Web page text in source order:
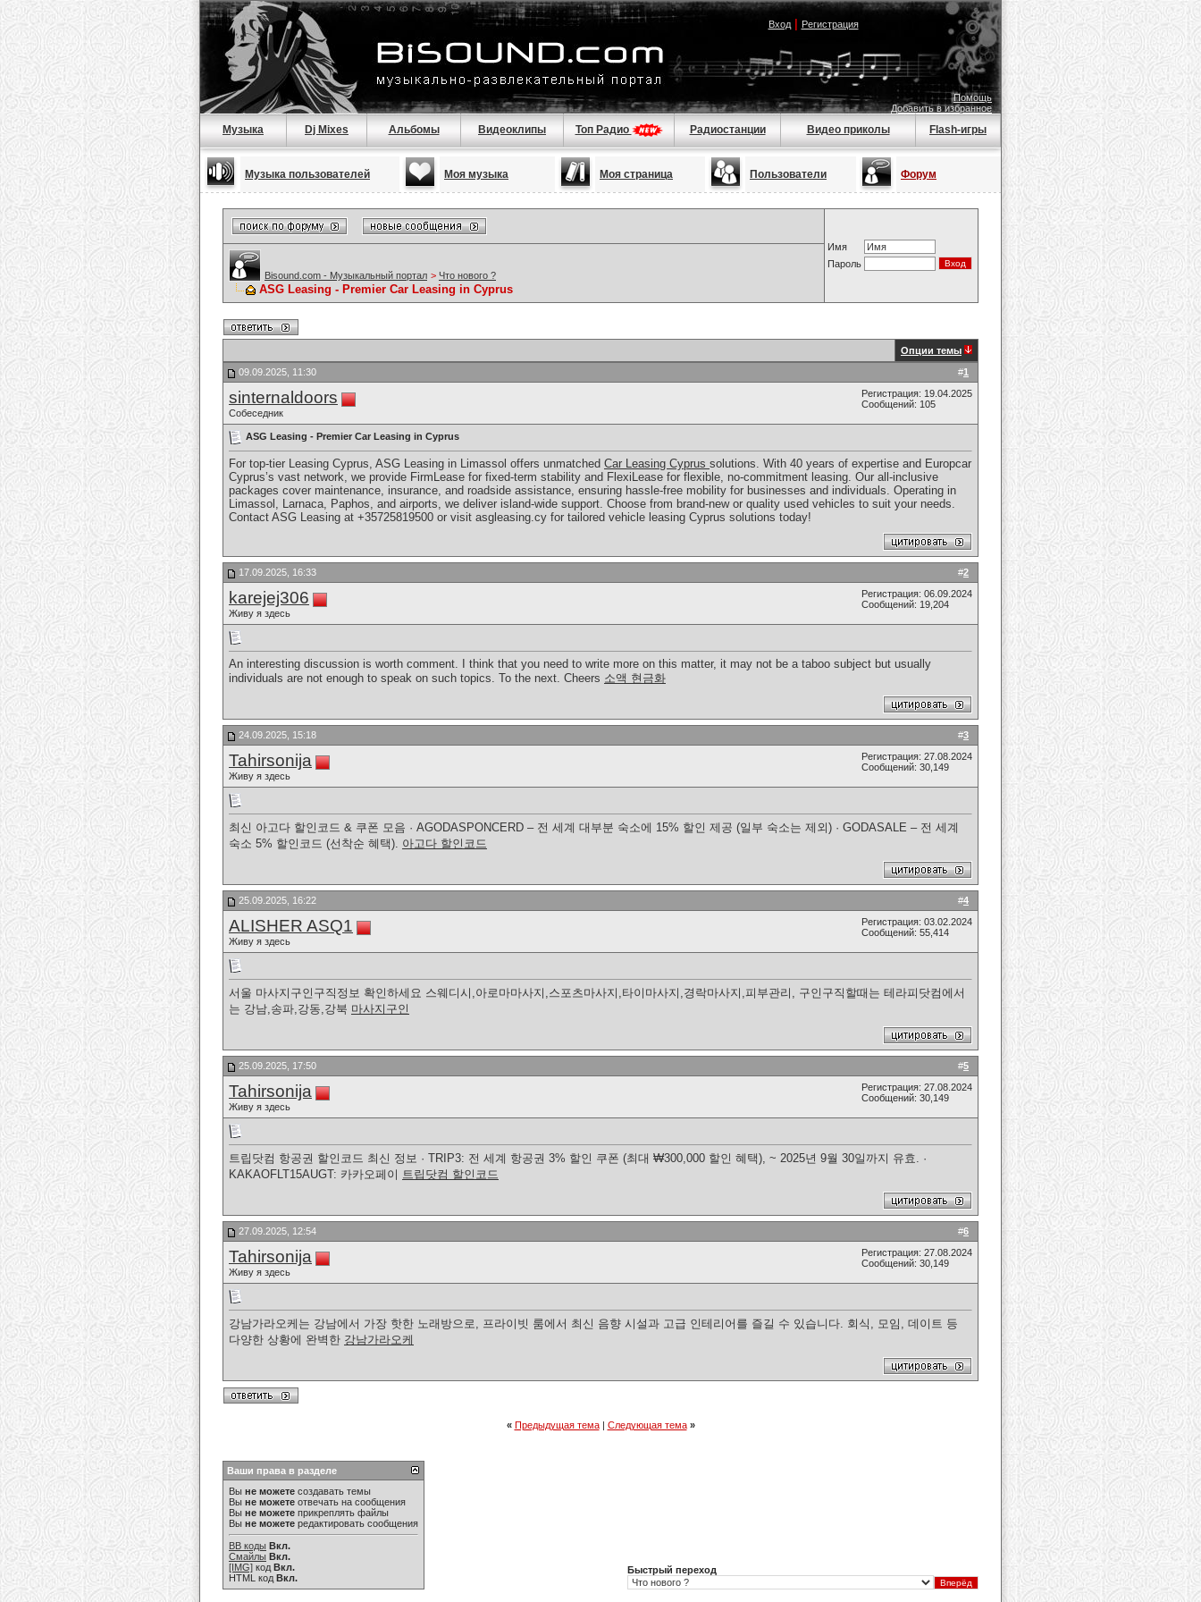
Вход| Регистрация
Помощь
Добавить в избранное
Музыка Dj Mixes Альбомы Видеоклипы Топ Радио Радиостанции Видео приколы Flash-игры
Музыка пользователей Моя музыка Моя страница Пользователи Форум
Имя
Пароль
Bisound.com - Музыкальный портал > Что нового ?
ASG Leasing - Premier Car Leasing in Cyprus
Опции темы
#1
09.09.2025, 11:30
sinternaldoors
Собеседник
Регистрация: 19.04.2025
Сообщений: 105
ASG Leasing - Premier Car Leasing in Cyprus
For top-tier Leasing Cyprus, ASG Leasing in Limassol offers unmatched Car Leasing Cyprus solutions. With 40 years of expertise and Europcar
Cyprus’s vast network, we provide FirmLease for fixed-term stability and FlexiLease for flexible, no-commitment leasing. Our all-inclusive
packages cover maintenance, insurance, and roadside assistance, ensuring hassle-free mobility for businesses and individuals. Operating in
Limassol, Larnaca, Paphos, and airports, we deliver island-wide support. Choose from brand-new or quality used vehicles to suit your needs.
Contact ASG Leasing at +35725819500 or visit asgleasing.cy for tailored vehicle leasing Cyprus solutions today!
#2
17.09.2025, 16:33
karejej306
Живу я здесь
Регистрация: 06.09.2024
Сообщений: 19,204
An interesting discussion is worth comment. I think that you need to write more on this matter, it may not be a taboo subject but usually
individuals are not enough to speak on such topics. To the next. Cheers 소액 현금화
#3
24.09.2025, 15:18
Tahirsonija
Живу я здесь
Регистрация: 27.08.2024
Сообщений: 30,149
최신 아고다 할인코드 & 쿠폰 모음 · AGODASPONCERD – 전 세계 대부분 숙소에 15% 할인 제공 (일부 숙소는 제외) · GODASALE – 전 세계
숙소 5% 할인코드 (선착순 혜택). 아고다 할인코드
#4
25.09.2025, 16:22
ALISHER ASQ1
Живу я здесь
Регистрация: 03.02.2024
Сообщений: 55,414
서울 마사지구인구직정보 확인하세요 스웨디시,아로마마사지,스포츠마사지,타이마사지,경락마사지,피부관리, 구인구직할때는 테라피닷컴에서
는 강남,송파,강동,강북 마사지구인
#5
25.09.2025, 17:50
Tahirsonija
Живу я здесь
Регистрация: 27.08.2024
Сообщений: 30,149
트립닷컴 항공권 할인코드 최신 정보 · TRIP3: 전 세계 항공권 3% 할인 쿠폰 (최대 ₩300,000 할인 혜택), ~ 2025년 9월 30일까지 유효. ·
KAKAOFLT15AUGT: 카카오페이 트립닷컴 할인코드
#6
27.09.2025, 12:54
Tahirsonija
Живу я здесь
Регистрация: 27.08.2024
Сообщений: 30,149
강남가라오케는 강남에서 가장 핫한 노래방으로, 프라이빗 룸에서 최신 음향 시설과 고급 인테리어를 즐길 수 있습니다. 회식, 모임, 데이트 등
다양한 상황에 완벽한 강남가라오케
« Предыдущая тема| Следующая тема »
Ваши права в разделе
Вы не можете создавать темы
Вы не можете отвечать на сообщения
Вы не можете прикреплять файлы
Вы не можете редактировать сообщения
BB коды Вкл.
Смайлы Вкл.
[IMG] код Вкл.
HTML код Вкл.
Быстрый переход